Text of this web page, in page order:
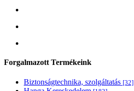
Forgalmazott Termékeink
Biztonságtechnika, szolgáltatás [32]